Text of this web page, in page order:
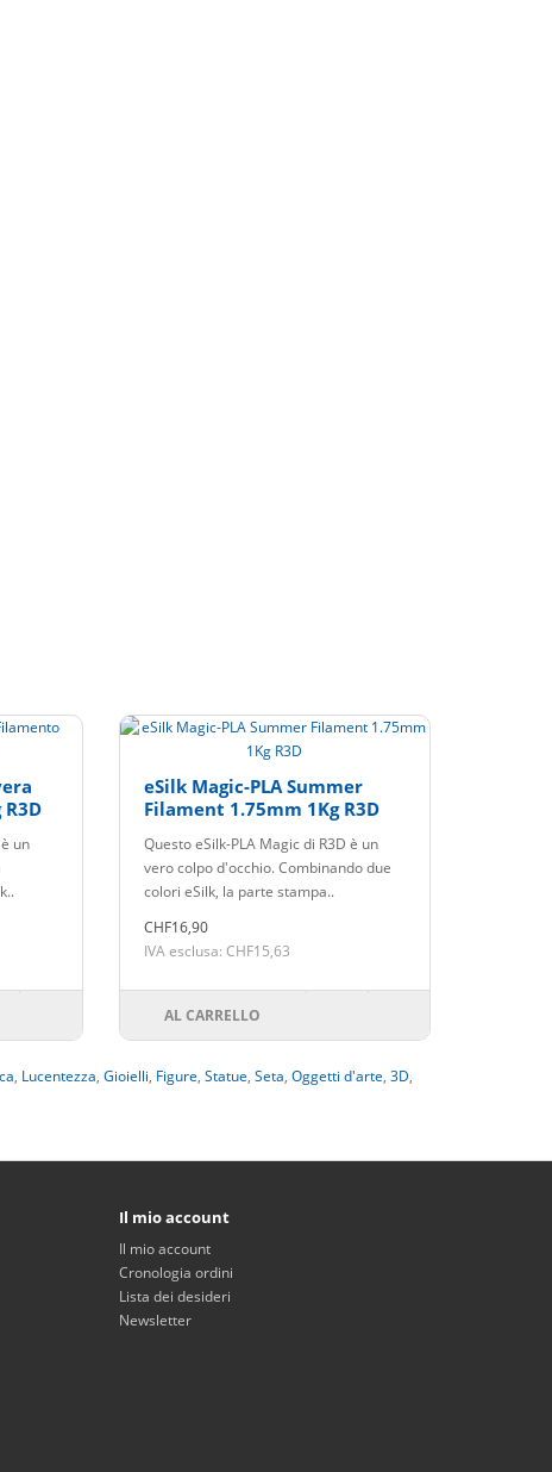
un
eSilk Magic-PLA Summer
Filament 1.75mm 1Kg R3D
Questo eSilk-PLA Magic di R3D è un
vero colpo d'occhio. Combinando due
colori eSilk, la parte stampa..
CHF16,90
IVA esclusa: CHF15,63
AL CARRELLO
, Lucentezza, Gioielli, Figure, Statue, Seta, Oggetti d'arte, 3D,
Il mio account
Il mio account
Cronologia ordini
Lista dei desideri
Newsletter